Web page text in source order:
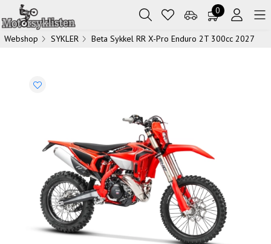
0
Webshop SYKLER Beta Sykkel RR X-Pro Enduro 2T 300cc 2027